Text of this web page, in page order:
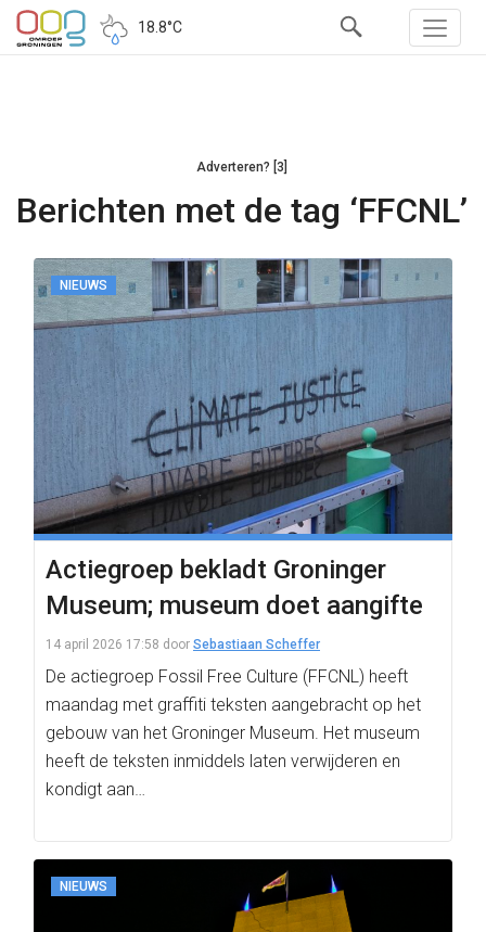
18.8°C
Adverteren? [3]
Berichten met de tag ‘FFCNL’
NIEUWS
Actiegroep bekladt Groninger
Museum; museum doet aangifte
14 april 2026 17:58 door Sebastiaan Scheffer
De actiegroep Fossil Free Culture (FFCNL) heeft
maandag met graffiti teksten aangebracht op het
gebouw van het Groninger Museum. Het museum
heeft de teksten inmiddels laten verwijderen en
kondigt aan…
NIEUWS